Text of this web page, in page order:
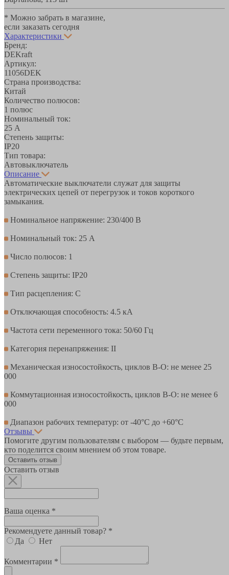
* Можно забрать в магазине,
если заказать сегодня
Характеристики
Бренд:
DEKraft
Артикул:
11056DEK
Страна производства:
Китай
Количество полюсов:
1 полюс
Номинальный ток:
25 А
Степень защиты:
IP20
Тип товара:
Автовыключатель
Описание
Автоматические выключатели служат для защиты
электрических цепей от перегрузок и токов короткого
замыкания.
Номинальное напряжение: 230/400 В
Номинальный ток: 25 А
Число полюсов: 1
Степень защиты: IP20
Тип расцепления: С
Отключающая способность: 4.5 кА
Частота сети переменного тока: 50/60 Гц
Категория перенапряжения: II
Механическая износостойкость, циклов В-О: не менее 25
000
Коммутационная износостойкость, циклов В-О: не менее 6
000
Диапазон рабочих температур: от -40°С до +60°С
Отзывы
Помогите другим пользователям с выбором — будьте первым,
кто поделится своим мнением об этом товаре.
Оставить отзыв
Оставить отзыв
Ваша оценка *
Рекомендуете данный товар? *
Да
Нет
Комментарии *